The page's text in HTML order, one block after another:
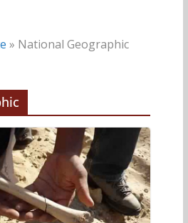
» National Geographic